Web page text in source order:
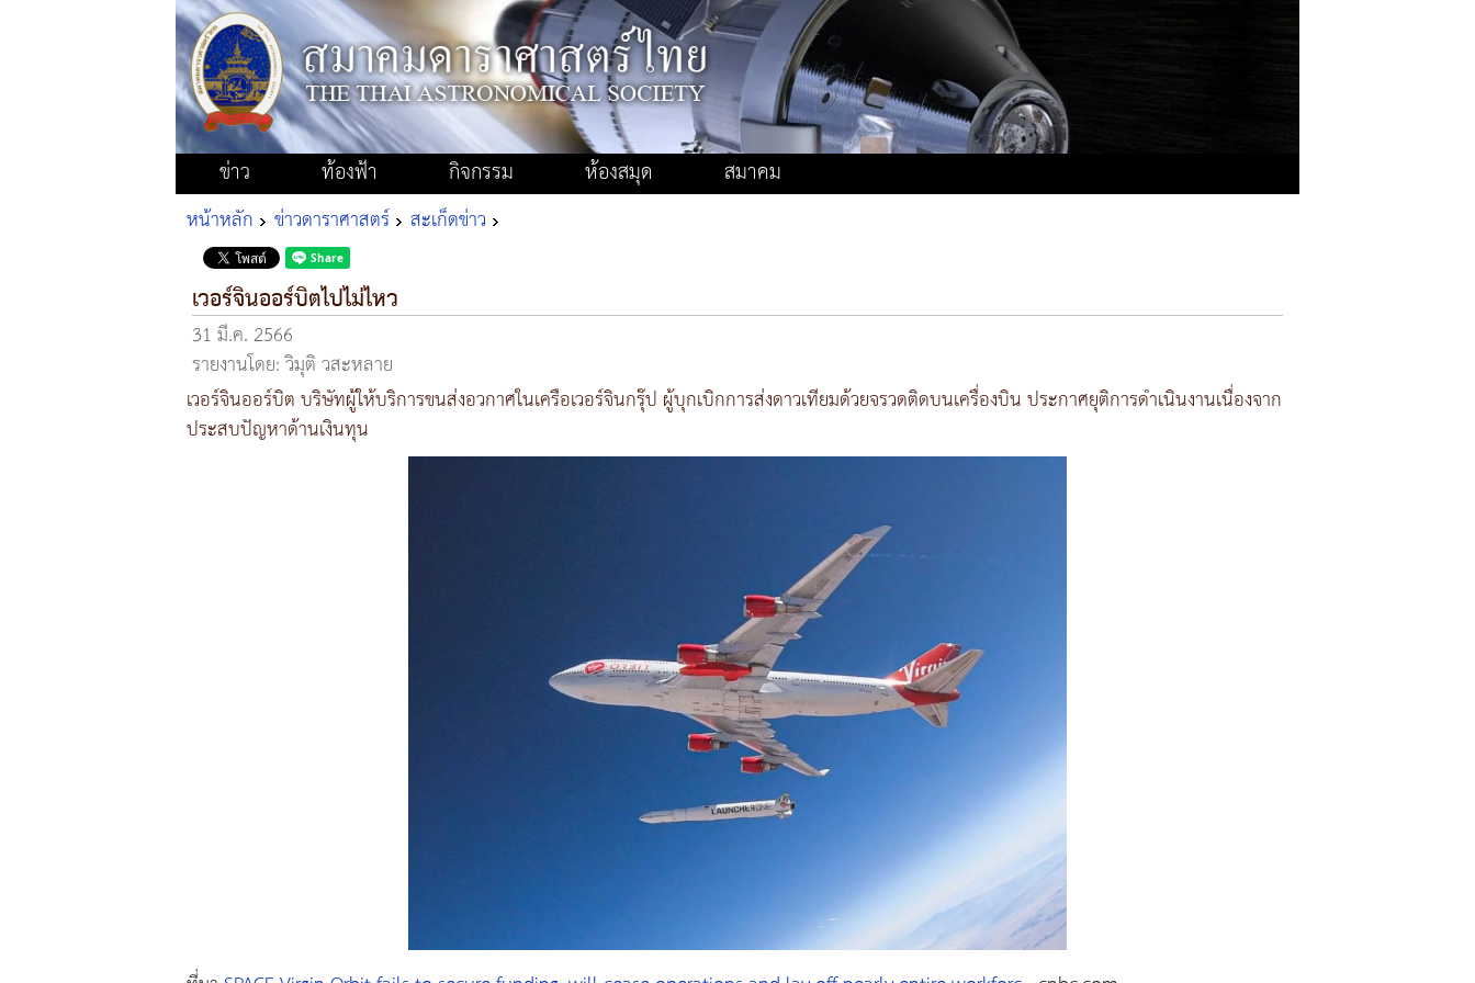
ข่าว ท้องฟ้า กิจกรรม ห้องสมุด สมาคม
หน้าหลัก ข่าวดาราศาสตร์ สะเก็ดข่าว
เวอร์จินออร์บิตไปไม่ไหว
31 มี.ค. 2566
รายงานโดย: วิมุติ วสะหลาย
เวอร์จินออร์บิต บริษัทผู้ให้บริการขนส่งอวกาศในเครือเวอร์จินกรุ๊ป ผู้บุกเบิกการส่งดาวเทียมด้วยจรวดติดบนเครื่องบิน ประกาศยุติการดำเนินงานเนื่องจาก
ประสบปัญหาด้านเงินทุน